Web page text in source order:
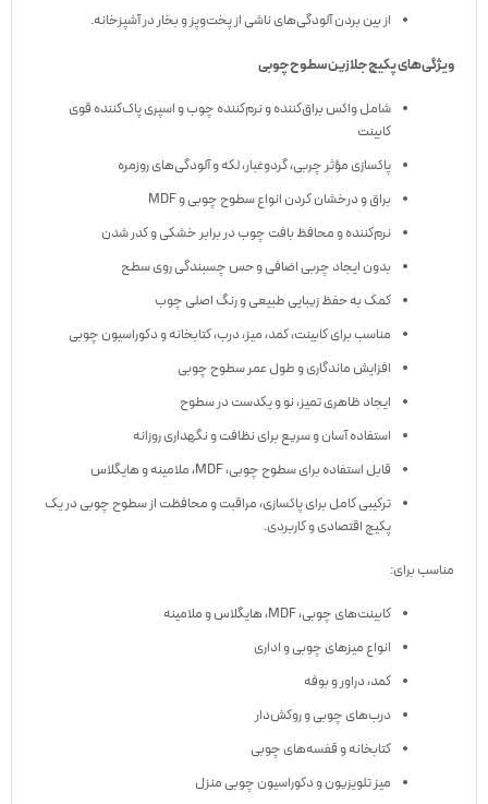
از بین بردن آلودگی‌های ناشی از پخت‌وپز و بخار در آشپزخانه.
ویژگی‌های پکیج جلازین سطوح چوبی
شامل واکس براق‌کننده و نرم‌کننده چوب و اسپری پاک‌کننده قوی
کابینت
پاکسازی مؤثر چربی، گردوغبار، لکه و آلودگی‌های روزمره
براق و درخشان کردن انواع سطوح چوبی و MDF
نرم‌کننده و محافظ بافت چوب در برابر خشکی و کدر شدن
بدون ایجاد چربی اضافی و حس چسبندگی روی سطح
کمک به حفظ زیبایی طبیعی و رنگ اصلی چوب
مناسب برای کابینت، کمد، میز، درب، کتابخانه و دکوراسیون چوبی
افزایش ماندگاری و طول عمر سطوح چوبی
ایجاد ظاهری تمیز، نو و یکدست در سطوح
استفاده آسان و سریع برای نظافت و نگهداری روزانه
قابل استفاده برای سطوح چوبی، MDF، ملامینه و هایگلاس
ترکیبی کامل برای پاکسازی، مراقبت و محافظت از سطوح چوبی در یک
پکیج اقتصادی و کاربردی.
مناسب برای:
کابینت‌های چوبی، MDF، هایگلاس و ملامینه
انواع میزهای چوبی و اداری
کمد، دراور و بوفه
درب‌های چوبی و روکش‌دار
کتابخانه و قفسه‌های چوبی
میز تلویزیون و دکوراسیون چوبی منزل